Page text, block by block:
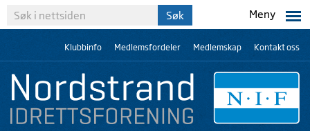
Meny
Klubbinfo Medlemsfordeler Medlemskap Kontakt oss